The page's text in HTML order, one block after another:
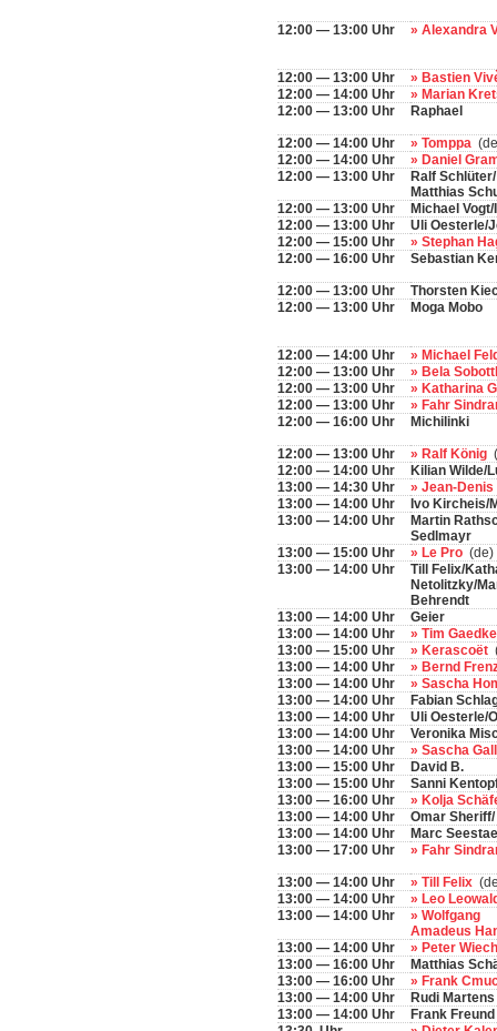
12:00 — 13:00 Uhr » Alexandra
12:00 — 13:00 Uhr
» Bastien
12:00 — 14:00 Uhr
» Marian
12:00 — 13:00 Uhr
Raphael
12:00 — 14:00 Uhr » Tomppa
12:00 — 14:00 Uhr
» Daniel
12:00 — 13:00 Uhr
Ralf
Matthias
12:00 — 13:00 Uhr
Michael
12:00 — 13:00 Uhr
Uli Oesterle/
12:00 — 15:00 Uhr
» Stephan
12:00 — 16:00 Uhr
Sebastian
12:00 — 13:00 Uhr
Thorsten
12:00 — 13:00 Uhr
Moga Mobo
12:00 — 14:00 Uhr
» Michael
12:00 — 13:00 Uhr
» Bela
12:00 — 13:00 Uhr
» Katharina
12:00 — 13:00 Uhr
» Fahr
12:00 — 16:00 Uhr
Michilinki
12:00 — 13:00 Uhr » Ralf König
12:00 — 14:00 Uhr
Kilian Wilde/
13:00 — 14:30 Uhr
» Jean-
13:00 — 14:00 Uhr
Ivo Kircheis/
13:00 — 14:00 Uhr
Martin
Sedlmayr
13:00 — 15:00 Uhr
» Le Pro (de)
13:00 — 14:00 Uhr
Till Felix/
Netolitzky/
Behrendt
13:00 — 14:00 Uhr
Geier
13:00 — 14:00 Uhr
» Tim
13:00 — 15:00 Uhr
» Kerascoët
13:00 — 14:00 Uhr
» Bernd
13:00 — 14:00 Uhr
» Sascha
13:00 — 14:00 Uhr
Fabian
13:00 — 14:00 Uhr
Uli Oesterle/
13:00 — 14:00 Uhr
Veronika
13:00 — 14:00 Uhr
» Sascha
13:00 — 15:00 Uhr
David B.
13:00 — 15:00 Uhr
Sanni
13:00 — 16:00 Uhr
» Kolja
13:00 — 14:00 Uhr
Omar
13:00 — 14:00 Uhr
Marc
13:00 — 17:00 Uhr
» Fahr
13:00 — 14:00 Uhr » Till Felix
13:00 — 14:00 Uhr
» Leo
13:00 — 14:00 Uhr
» Wolfgang
Amadeus
13:00 — 14:00 Uhr
» Peter
13:00 — 16:00 Uhr
Matthias
13:00 — 16:00 Uhr
» Frank
13:00 — 14:00 Uhr
Rudi Martens
13:00 — 14:00 Uhr
Frank Freund